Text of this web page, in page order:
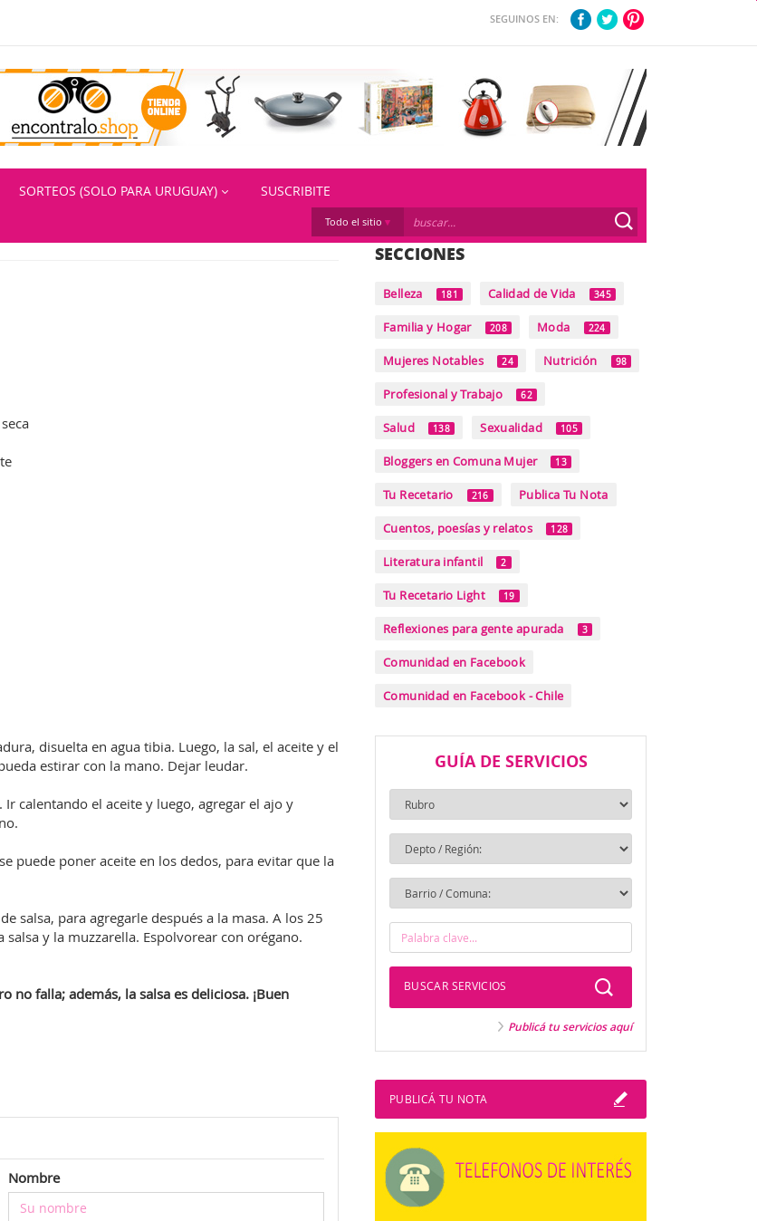
SEGUINOS EN:
SORTEOS (SOLO PARA URUGUAY) SUSCRIBITE
Todo el sitio
disuelta en agua tibia. Luego, la sal, el aceite y el
estirar con la mano. Dejar leudar.
calentando el aceite y luego, agregar el ajo y
puede poner aceite en los dedos, para evitar que la
salsa, para agregarle después a la masa. A los 25
y la muzzarella. Espolvorear con orégano.
no falla; además, la salsa es deliciosa. ¡Buen
Nombre
SECCIONES
Belleza 181 Calidad de Vida 345
Familia y Hogar 208 Moda 224
Mujeres Notables 24 Nutrición 98
Profesional y Trabajo 62
Salud 138 Sexualidad 105
Bloggers en Comuna Mujer 13
Tu Recetario 216 Publica Tu Nota
Cuentos, poesías y relatos 128
Literatura infantil 2
Tu Recetario Light 19
Reflexiones para gente apurada 3
Comunidad en Facebook
Comunidad en Facebook - Chile
GUÍA DE SERVICIOS
BUSCAR SERVICIOS
Publicá tu servicios aquí
PUBLICÁ TU NOTA